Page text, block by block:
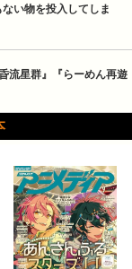
い物を投入してしま
流星群』『らーめん再遊